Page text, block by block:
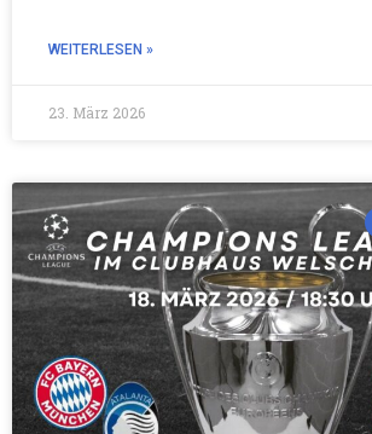
WEITERLESEN »
23. März 2026